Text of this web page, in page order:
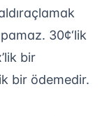
30¢‘lik
bir
bir ödemedir.